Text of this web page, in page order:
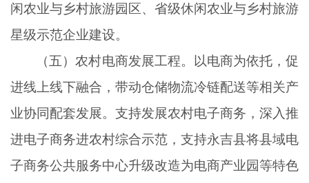
闲农业与乡村旅游园区、省级休闲农业与乡村旅游
星级示范企业建设。
（五）农村电商发展工程。以电商为依托，促
进线上线下融合，带动仓储物流冷链配送等相关产
业协同配套发展。支持发展农村电子商务，深入推
进电子商务进农村综合示范，支持永吉县将县域电
子商务公共服务中心升级改造为电商产业园等特色